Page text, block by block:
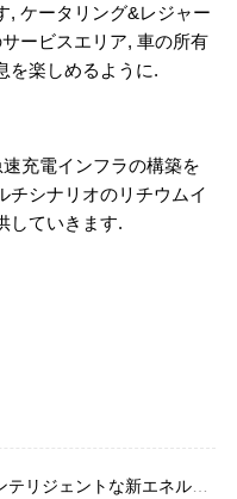
, ケータリング&レジャー
ービスエリア, 車の所有
を楽しめるように.
充電インフラの構築を
チシナリオのリチウムイ
していきます.
築するために馬尾区政府と投資協力協定を締結しました